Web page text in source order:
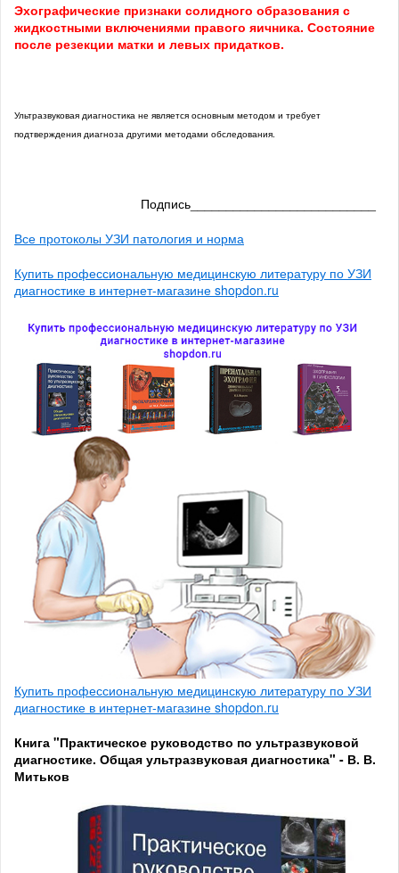
Эхографические признаки солидного образования с
жидкостными включениями правого яичника. Состояние
после резекции матки и левых придатков.
Ультразвуковая диагностика не является основным методом и требует
подтверждения диагноза другими методами обследования.
Подпись__________________________
Все протоколы УЗИ патология и норма
Купить профессиональную медицинскую литературу по УЗИ
диагностике в интернет-магазине shopdon.ru
Купить профессиональную медицинскую литературу по УЗИ
диагностике в интернет-магазине shopdon.ru
Книга "Практическое руководство по ультразвуковой
диагностике. Общая ультразвуковая диагностика" - В. В.
Митьков